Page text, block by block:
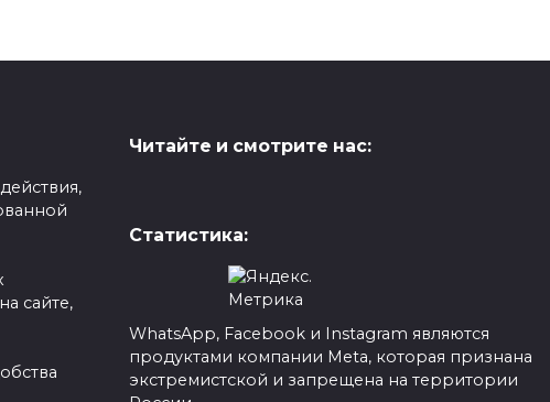
сайте,
Читайте и смотрите нас:
Статистика:
WhatsApp, Facebook и Instagram являются
продуктами компании Meta, которая признана
экстремистской и запрещена на территории